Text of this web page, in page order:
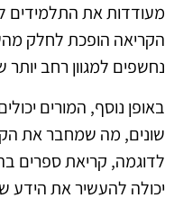
מעודדות את
הקריאה הופכת לחלק
נחשפים למגוון רחב יותר
באופן נוסף, המורים
שונים, מה שמחבר את
לדוגמה, קריאת ספרים
יכולה להעשיר את הידע